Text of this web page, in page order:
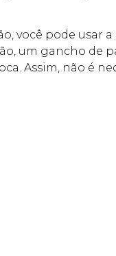
você pode usar
um gancho de
Assim, não é